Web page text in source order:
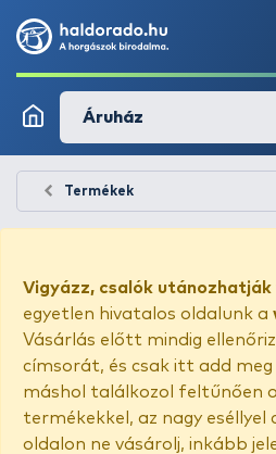
Áruház
Termékek
Vigyázz, csalók
egyetlen hivatalos oldalunk a
Vásárlás előtt mindig
címsorát, és csak itt add
máshol találkozol feltűnően
termékekkel, az nagy eséllyel
oldalon ne vásárolj, inkább